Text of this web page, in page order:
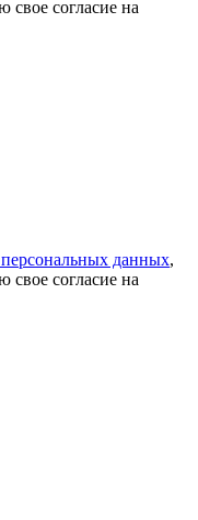
свое согласие на
данных,
свое согласие на